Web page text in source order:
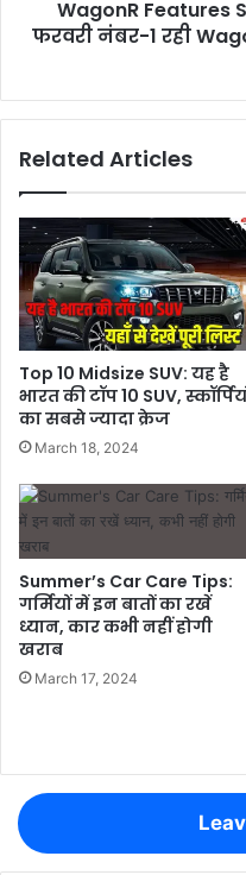
WagonR Features
फरवरी नंबर-1 रही
Related Articles
Top 10 Midsize SUV: यह है
भारत की टॉप 10 SUV,
का सबसे ज्यादा क्रेज
March 18, 2024
Summer’s Car Care Tips:
गर्मियों में इन बातों का रखें
ध्यान, कार कभी नहीं होगी
खराब
March 17, 2024